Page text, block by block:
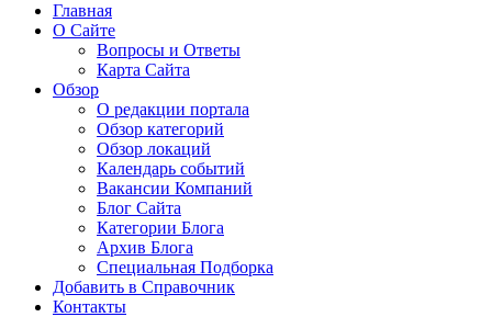
Главная
О Сайте
Вопросы и Ответы
Карта Сайта
Обзор
О редакции портала
Обзор категорий
Обзор локаций
Календарь событий
Вакансии Компаний
Блог Сайта
Категории Блога
Архив Блога
Специальная Подборка
Добавить в Справочник
Контакты